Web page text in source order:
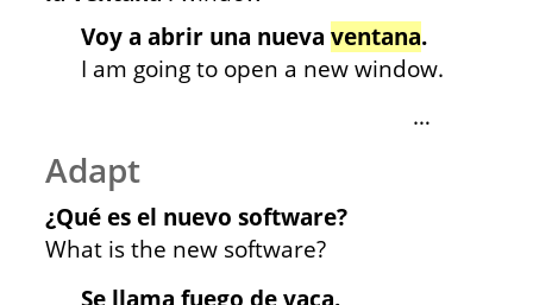
Voy a abrir una nueva ventana.
I am going to open a new window.
…
Adapt
¿Qué es el nuevo software?
What is the new software?